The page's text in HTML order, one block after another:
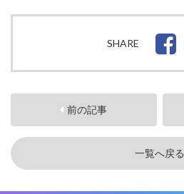
SHARE
前の記事
一覧へ戻る